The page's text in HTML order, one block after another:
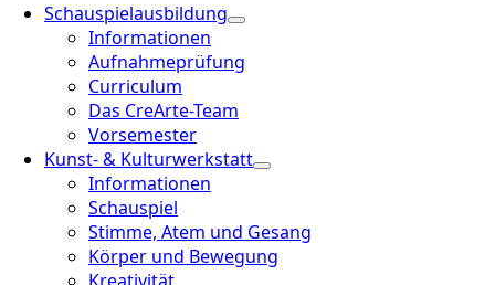
Schauspielausbildung
Informationen
Aufnahmeprüfung
Curriculum
Das CreArte-Team
Vorsemester
Kunst- & Kulturwerkstatt
Informationen
Schauspiel
Stimme, Atem und Gesang
Körper und Bewegung